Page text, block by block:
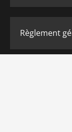
Règlement